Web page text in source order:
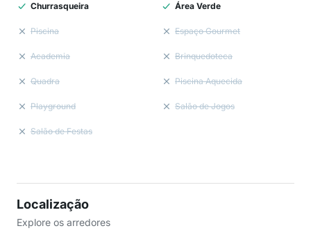
Churrasqueira Área Verde
Piscina Espaço Gourmet
Academia Brinquedoteca
Quadra Piscina Aquecida
Playground Salão de Jogos
Salão de Festas
Localização
Explore os arredores